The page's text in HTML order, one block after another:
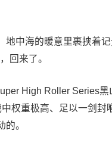
地中海的暖意里裹挟着
回来了。
High Roller Series
权重极高、足以一剑
。